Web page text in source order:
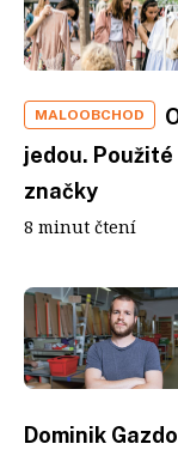
MALOOBCHOD
jedou.
značky
8 minut čtení
Dominik